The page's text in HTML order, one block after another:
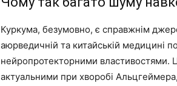
Куркума, безумовно, є справжнім
аюрведичній та китайській медицині
нейропротекторними властивостями.
актуальними при хворобі